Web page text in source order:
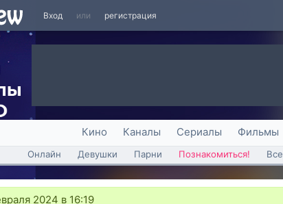
Вход или регистрация
Кино Каналы Сериалы Фильмы
Онлайн Девушки Парни Познакомиться! Все
2024 в 16:19